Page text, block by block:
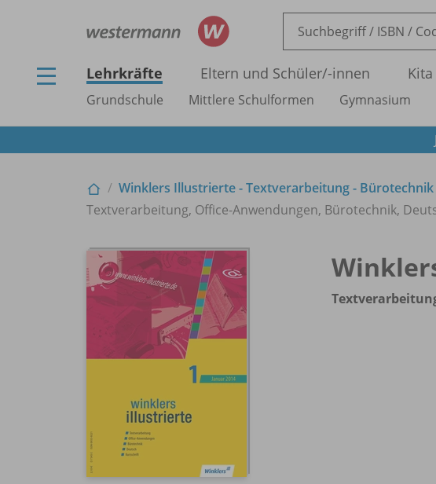
Lehrkräfte Eltern und Schüler/-innen Kita
Grundschule Mittlere Schulformen Gymnasium
Winklers Illustrierte - Textverarbeitung -
Textverarbeitung, Office-Anwendungen, Bürotechnik,